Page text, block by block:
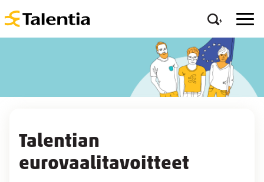
Talentian
eurovaalitavoitteet